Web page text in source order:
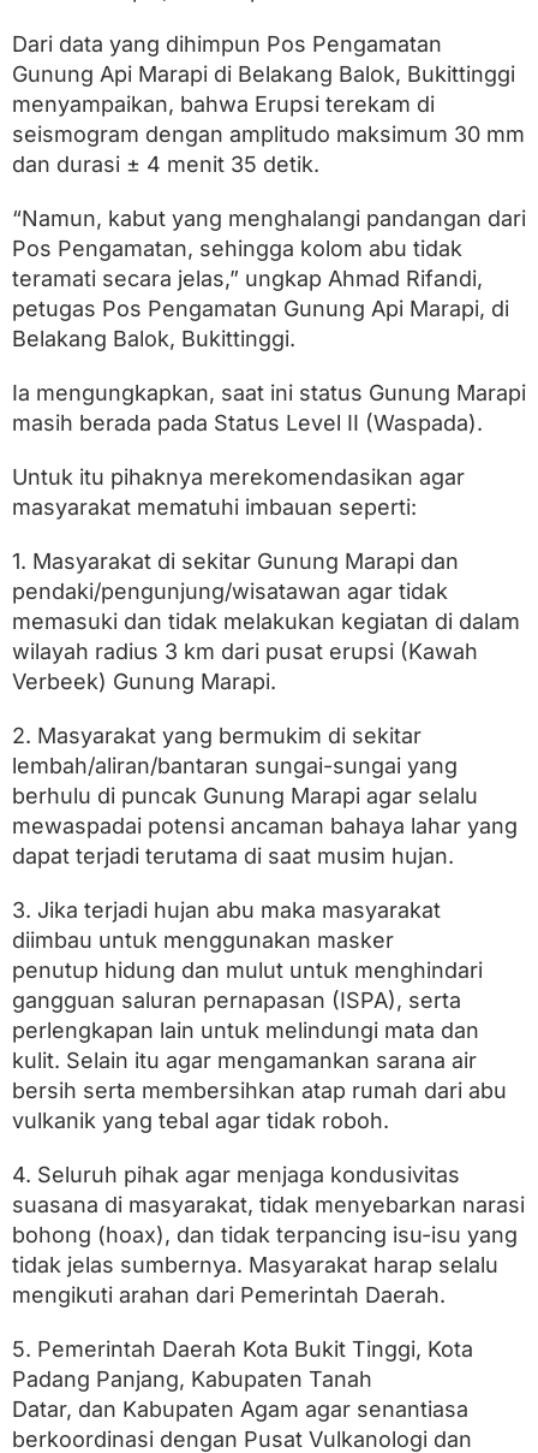
y
a
r
a
k
i
i
m
b
a
u
T
t
p
a
s
p
d
a
Dari data yang dihimpun Pos Pengamatan
Gunung Api Marapi di Belakang Balok, Bukittinggi
menyampaikan, bahwa Erupsi terekam di
seismogram dengan amplitudo maksimum 30 mm
dan durasi ± 4 menit 35 detik.
“Namun, kabut yang menghalangi pandangan dari
Pos Pengamatan, sehingga kolom abu tidak
teramati secara jelas,” ungkap Ahmad Rifandi,
petugas Pos Pengamatan Gunung Api Marapi, di
Belakang Balok, Bukittinggi.
Ia mengungkapkan, saat ini status Gunung Marapi
masih berada pada Status Level II (Waspada).
Untuk itu pihaknya merekomendasikan agar
masyarakat mematuhi imbauan seperti:
1. Masyarakat di sekitar Gunung Marapi dan
pendaki/pengunjung/wisatawan agar tidak
memasuki dan tidak melakukan kegiatan di dalam
wilayah radius 3 km dari pusat erupsi (Kawah
Verbeek) Gunung Marapi.
2. Masyarakat yang bermukim di sekitar
lembah/aliran/bantaran sungai-sungai yang
berhulu di puncak Gunung Marapi agar selalu
mewaspadai potensi ancaman bahaya lahar yang
dapat terjadi terutama di saat musim hujan.
3. Jika terjadi hujan abu maka masyarakat
diimbau untuk menggunakan masker
penutup hidung dan mulut untuk menghindari
gangguan saluran pernapasan (ISPA), serta
perlengkapan lain untuk melindungi mata dan
kulit. Selain itu agar mengamankan sarana air
bersih serta membersihkan atap rumah dari abu
vulkanik yang tebal agar tidak roboh.
4. Seluruh pihak agar menjaga kondusivitas
suasana di masyarakat, tidak menyebarkan narasi
bohong (hoax), dan tidak terpancing isu-isu yang
tidak jelas sumbernya. Masyarakat harap selalu
mengikuti arahan dari Pemerintah Daerah.
5. Pemerintah Daerah Kota Bukit Tinggi, Kota
Padang Panjang, Kabupaten Tanah
Datar, dan Kabupaten Agam agar senantiasa
berkoordinasi dengan Pusat Vulkanologi dan